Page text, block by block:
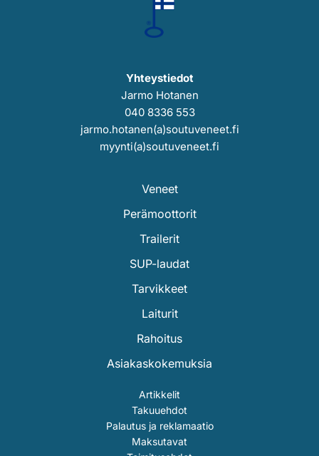
Yhteystiedot
Jarmo Hotanen
040 8336 553
jarmo.hotanen(a)soutuveneet.fi
myynti(a)soutuveneet.fi
Veneet
Perämoottorit
Trailerit
SUP-laudat
Tarvikkeet
Laiturit
Rahoitus
Asiakaskokemuksia
Artikkelit
Takuuehdot
Palautus ja reklamaatio
Maksutavat